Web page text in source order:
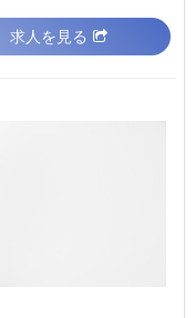
求人を見る